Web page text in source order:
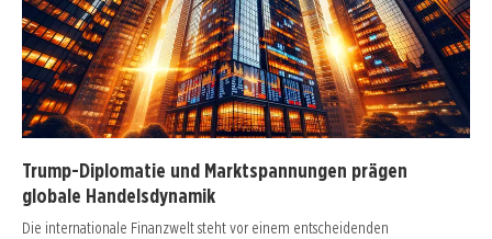
Trump-Diplomatie und Marktspannungen prägen
globale Handelsdynamik
Die internationale Finanzwelt steht vor einem entscheidenden